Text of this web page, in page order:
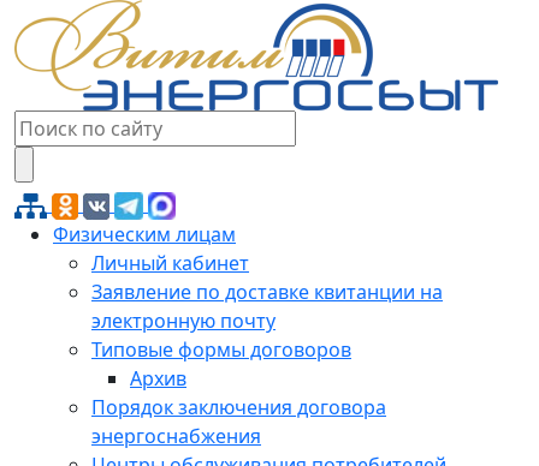
Физическим лицам
Личный кабинет
Заявление по доставке квитанции на
электронную почту
Типовые формы договоров
Архив
Порядок заключения договора
энергоснабжения